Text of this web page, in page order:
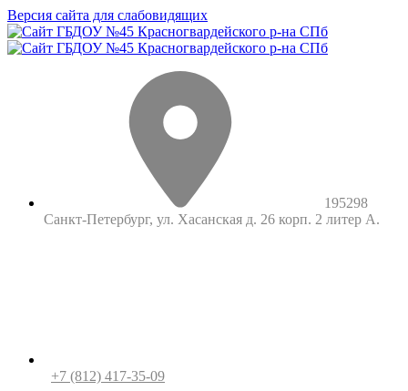
Версия сайта для слабовидящих
195298
Санкт-Петербург, ул. Хасанская д. 26 корп. 2 литер А.
+7 (812) 417-35-09